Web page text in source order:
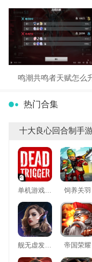
鸣潮共鸣者天赋怎么
热门合集
十大良心回合制手
单机游戏死亡扳机 饲养关羽
舰无虚发暗星 帝国荣耀